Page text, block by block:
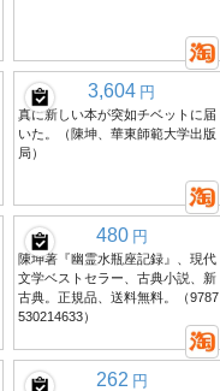
3,604 円
真に新しい本が突如チベットに届
いた。（陳坤、華東師範大学出版
局）
480 円
陳坤著『幽霊水瓶座記録』、現代
文学ベストセラー、古典小説、新
古典。正規品、送料無料。（9787
530214633）
262 円